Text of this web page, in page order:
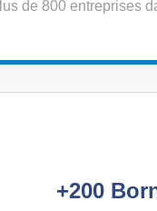
de 800 entreprises
+200